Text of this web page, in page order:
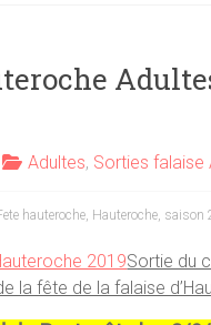
Adultes, Sorties falaise
hauteroche, Hauteroche, saison
2019Sortie du
la fête de la falaise